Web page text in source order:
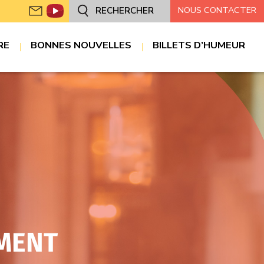
RECHERCHER NOUS CONTACTER
BONNES NOUVELLES BILLETS D’HUMEUR